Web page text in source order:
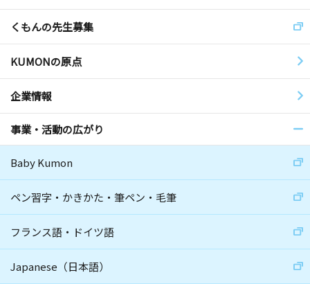
くもんの先生募集
KUMONの原点
企業情報
事業・活動の広がり
Baby Kumon
ペン習字・かきかた・筆ペン・毛筆
フランス語・ドイツ語
Japanese（日本語）